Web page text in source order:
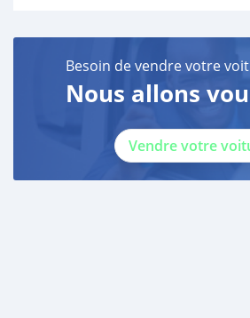
Besoin de vendre votre
Nous allons
Vendre votre